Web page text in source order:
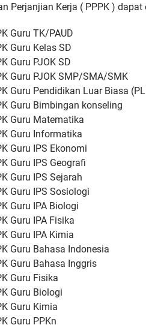
Perjanjian Kerja ( PPPK )
Guru TK/PAUD
Guru Kelas SD
Guru PJOK SD
Guru PJOK SMP/SMA/SMK
Guru Pendidikan Luar Biasa
Guru Bimbingan konseling
Guru Matematika
Guru Informatika
Guru IPS Ekonomi
Guru IPS Geografi
Guru IPS Sejarah
Guru IPS Sosiologi
Guru IPA Biologi
Guru IPA Fisika
Guru IPA Kimia
Guru Bahasa Indonesia
Guru Bahasa Inggris
Guru Fisika
Guru Biologi
Guru Kimia
Guru PPKn